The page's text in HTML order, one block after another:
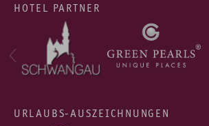
HOTEL PARTNER
URLAUBS-AUSZEICHNUNGEN